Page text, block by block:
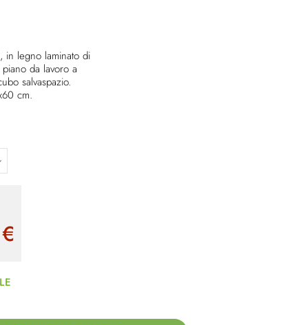
in legno laminato di
da lavoro a
salvaspazio.
cm.
€